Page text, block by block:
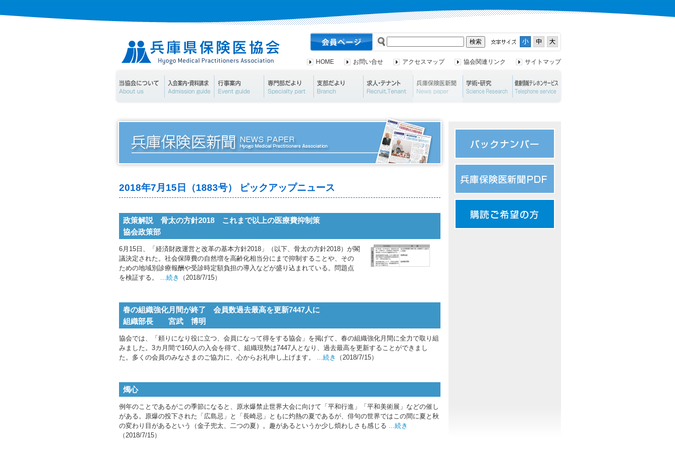
HOME お問い合せ アクセスマップ 協会関連リンク サイトマップ
2018年7月15日（1883号） ピックアップニュース
政策解説 骨太の方針2018 これまで以上の医療費抑制策
協会政策部
6月15日、「経済財政運営と改革の基本方針2018」（以下、骨太の方針2018）が閣
議決定された。社会保障費の自然増を高齢化相当分にまで抑制することや、その
ための地域別診療報酬や受診時定額負担の導入などが盛り込まれている。問題点
を検証する。 ...続き （2018/7/15）
春の組織強化月間が終了 会員数過去最高を更新7447人に
組織部長 宮武 博明
協会では、「頼りになり役に立つ、会員になって得をする協会」を掲げて、春の組織強化月間に全力で取り組
みました。3カ月間で160人の入会を得て、組織現勢は7447人となり、過去最高を更新することができまし
た。多くの会員のみなさまのご協力に、心からお礼申し上げます。 ...続き （2018/7/15）
燭心
例年のことであるがこの季節になると、原水爆禁止世界大会に向けて「平和行進」「平和美術展」などの催し
がある。原爆の投下された「広島忌」と「長崎忌」ともに灼熱の夏であるが、俳句の世界ではこの間に夏と秋
の変わり目があるという（金子兜太、二つの夏）。趣があるというか少し煩わしさも感じる ...続き
（2018/7/15）